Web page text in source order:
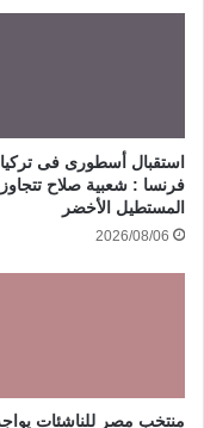
استقبال أسطورى فى
فرنسا : شعبية صلاح تتجاوز
المستطيل الأخضر
2026/08/06
منتخب مصر للناشئات